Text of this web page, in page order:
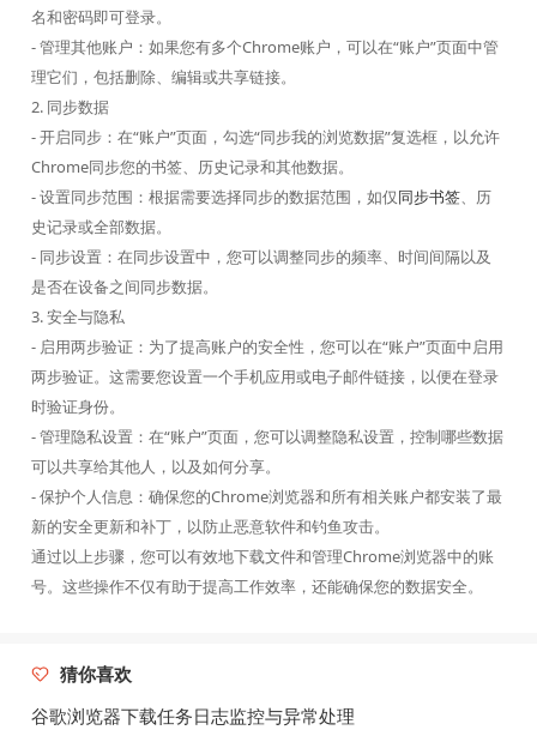
名和密码即可登录。
- 管理其他账户：如果您有多个Chrome账户，可以在“账户”页面中管
理它们，包括删除、编辑或共享链接。
2. 同步数据
- 开启同步：在“账户”页面，勾选“同步我的浏览数据”复选框，以允许
Chrome同步您的书签、历史记录和其他数据。
- 设置同步范围：根据需要选择同步的数据范围，如仅同步书签、历
史记录或全部数据。
- 同步设置：在同步设置中，您可以调整同步的频率、时间间隔以及
是否在设备之间同步数据。
3. 安全与隐私
- 启用两步验证：为了提高账户的安全性，您可以在“账户”页面中启用
两步验证。这需要您设置一个手机应用或电子邮件链接，以便在登录
时验证身份。
- 管理隐私设置：在“账户”页面，您可以调整隐私设置，控制哪些数据
可以共享给其他人，以及如何分享。
- 保护个人信息：确保您的Chrome浏览器和所有相关账户都安装了最
新的安全更新和补丁，以防止恶意软件和钓鱼攻击。
通过以上步骤，您可以有效地下载文件和管理Chrome浏览器中的账
号。这些操作不仅有助于提高工作效率，还能确保您的数据安全。
猜你喜欢
谷歌浏览器下载任务日志监控与异常处理